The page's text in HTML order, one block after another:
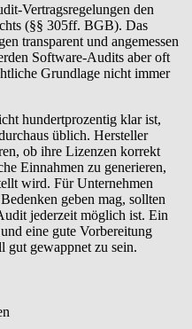
Vertragsregelungen den
(§§ 305ff. BGB). Das
transparent und angemessen
Software-Audits aber oft
Grundlage nicht immer
hundertprozentig klar ist,
üblich. Hersteller
ob ihre Lizenzen korrekt
Einnahmen zu generieren,
wird. Für Unternehmen
geben mag, sollten
jederzeit möglich ist. Ein
eine gute Vorbereitung
gut gewappnet zu sein.